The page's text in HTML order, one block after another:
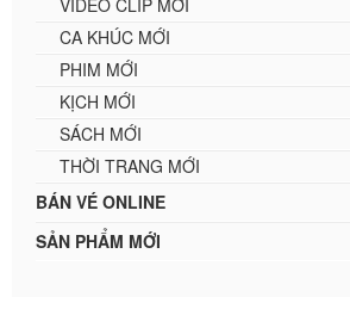
CA KHÚC MỚI
PHIM MỚI
KỊCH MỚI
SÁCH MỚI
THỜI TRANG MỚI
BÁN VÉ ONLINE
SẢN PHẨM MỚI